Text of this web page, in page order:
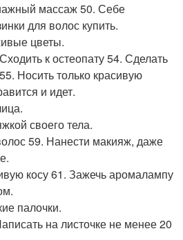
массаж 50. Себе
для волос купить.
цветы.
к остеопату 54. Сделать
Носить только красивую
и идет.
своего тела.
59. Нанести макияж, даже
косу 61. Зажечь аромалампу
палочки.
на листочке не менее 20